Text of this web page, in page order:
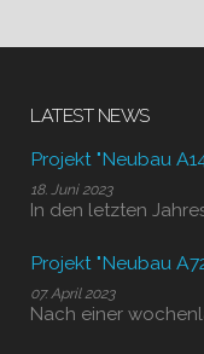
LATEST NEWS
Projekt "Neubau
18. Juni 2023
In den letzten
Projekt "Neubau
07. April 2023
Nach einer